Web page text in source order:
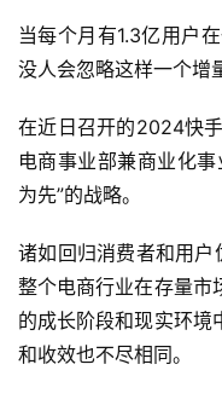
当每个月有1.3亿用户
没人会忽略这样一个增
在近日召开的2024快
电商事业部兼商业化
为先”的战略。
诸如回归消费者和用
整个电商行业在存量市
的成长阶段和现实环境
和收效也不尽相同。